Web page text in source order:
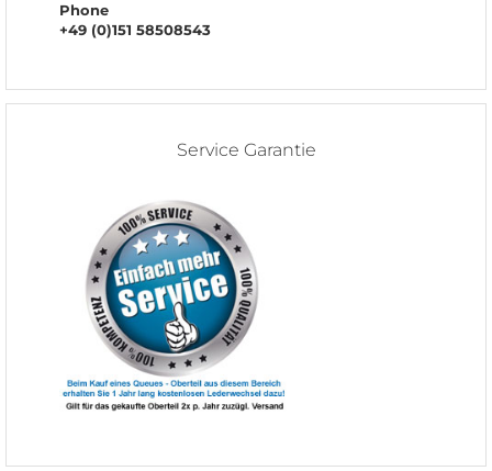
Phone
+49 (0)151 58508543
Service Garantie